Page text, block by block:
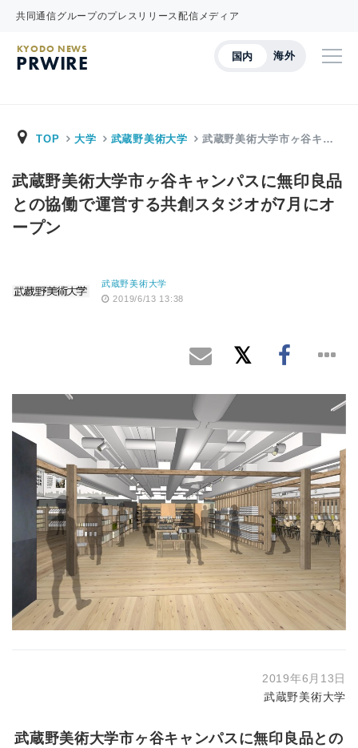
共同通信グループのプレスリリース配信メディア
国内 海外
KYODO NEWS
PRWIRE
TOP 大学 武蔵野美術大学 武蔵野美術大学市ヶ谷キ…
武蔵野美術大学市ヶ谷キャンパスに無印良品
との協働で運営する共創スタジオが7月にオ
ープン
武蔵野美術大学
2019/6/13 13:38
2019年6月13日
武蔵野美術大学
武蔵野美術大学市ヶ谷キャンパスに無印良品との